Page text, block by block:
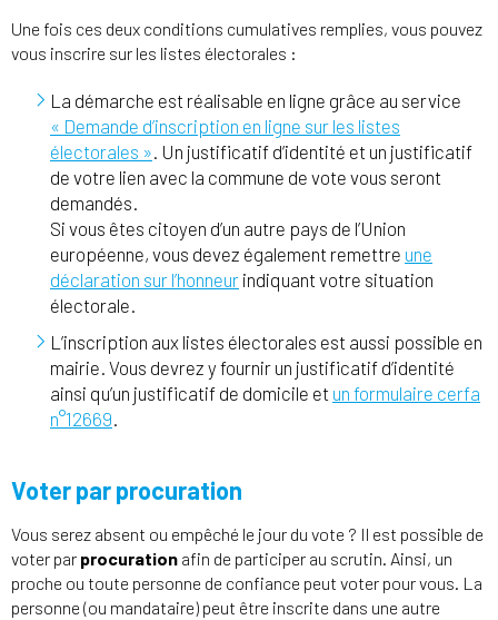
Une fois ces deux conditions cumulatives remplies, vous pouvez
vous inscrire sur les listes électorales :
La démarche est réalisable en ligne grâce au service
« Demande d’inscription en ligne sur les listes
électorales ». Un justificatif d’identité et un justificatif
de votre lien avec la commune de vote vous seront
demandés.
Si vous êtes citoyen d’un autre pays de l’Union
européenne, vous devez également remettre une
déclaration sur l’honneur indiquant votre situation
électorale.
L’inscription aux listes électorales est aussi possible en
mairie. Vous devrez y fournir un justificatif d’identité
ainsi qu’un justificatif de domicile et un formulaire cerfa
n°12669.
Voter par procuration
Vous serez absent ou empêché le jour du vote ? Il est possible de
voter par procuration afin de participer au scrutin. Ainsi, un
proche ou toute personne de confiance peut voter pour vous. La
personne (ou mandataire) peut être inscrite dans une autre